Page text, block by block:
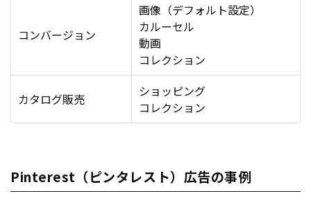
コンバージョン
画像（デフォルト設定）
カルーセル
動画
コレクション
カタログ販売
ショッピング
コレクション
Pinterest（ピンタレスト）広告の事例